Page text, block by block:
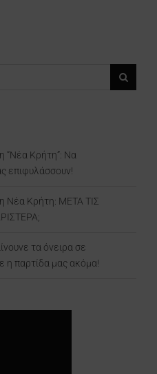
“Νέα Κρήτη”: Να
επιφυλάσσουν!
Νέα Κρήτη: ΜΕΤΑ ΤΙΣ
τα όνειρα σε
η παρτίδα μας ακόμα!